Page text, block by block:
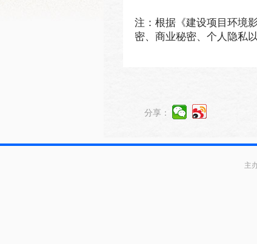
注：根据《建设项目环境
密、商业秘密、个人隐私
分享：
主